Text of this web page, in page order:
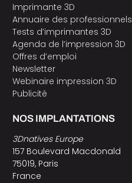
Imprimante 3D
Annuaire des professionnels
Tests d’imprimantes 3D
Agenda de l’impression 3D
Offres d’emploi
Newsletter
Webinaire impression 3D
Publicité
NOS IMPLANTATIONS
3Dnatives Europe
157 Boulevard Macdonald
75019, Paris
France